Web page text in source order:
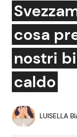
News e
Attualità
Dal Mondo
Economia
cosa
nostri
caldo
LUISELLA